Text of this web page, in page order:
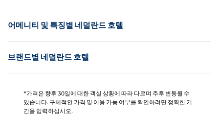
어메니티 및 특징별 네덜란드 호텔
브랜드별 네덜란드 호텔
*가격은 향후 30일에 대한 객실 상황에 따라 다르며 추후 변동될 수
있습니다. 구체적인 가격 및 이용 가능 여부를 확인하려면 정확한 기
간을 입력하십시오.